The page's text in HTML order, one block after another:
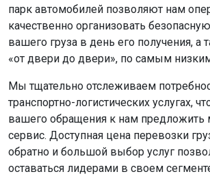
парк автомобилей позволяют нам
качественно организовать
вашего груза в день его получения, а
«от двери до двери», по самым
Мы тщательно отслеживаем
транспортно-логистических услугах,
вашего обращения к нам
сервис. Доступная цена перевозки
обратно и большой выбор услуг
оставаться лидерами в своем